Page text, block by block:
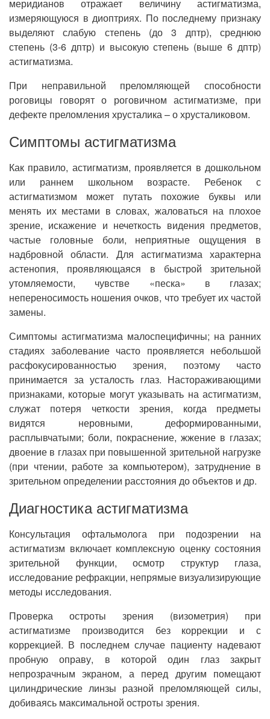
меридианов отражает величину астигматизма,
измеряющуюся в диоптриях. По последнему признаку
выделяют слабую степень (до 3 дптр), среднюю
степень (3-6 дптр) и высокую степень (выше 6 дптр)
астигматизма.
При неправильной преломляющей способности
роговицы говорят о роговичном астигматизме, при
дефекте преломления хрусталика – о хрусталиковом.
Симптомы астигматизма
Как правило, астигматизм, проявляется в дошкольном
или раннем школьном возрасте. Ребенок с
астигматизмом может путать похожие буквы или
менять их местами в словах, жаловаться на плохое
зрение, искажение и нечеткость видения предметов,
частые головные боли, неприятные ощущения в
надбровной области. Для астигматизма характерна
астенопия, проявляющаяся в быстрой зрительной
утомляемости, чувстве «песка» в глазах;
непереносимость ношения очков, что требует их частой
замены.
Симптомы астигматизма малоспецифичны; на ранних
стадиях заболевание часто проявляется небольшой
расфокусированностью зрения, поэтому часто
принимается за усталость глаз. Настораживающими
признаками, которые могут указывать на астигматизм,
служат потеря четкости зрения, когда предметы
видятся неровными, деформированными,
расплывчатыми; боли, покраснение, жжение в глазах;
двоение в глазах при повышенной зрительной нагрузке
(при чтении, работе за компьютером), затруднение в
зрительном определении расстояния до объектов и др.
Диагностика астигматизма
Консультация офтальмолога при подозрении на
астигматизм включает комплексную оценку состояния
зрительной функции, осмотр структур глаза,
исследование рефракции, непрямые визуализирующие
методы исследования.
Проверка остроты зрения (визометрия) при
астигматизме производится без коррекции и с
коррекцией. В последнем случае пациенту надевают
пробную оправу, в которой один глаз закрыт
непрозрачным экраном, а перед другим помещают
цилиндрические линзы разной преломляющей силы,
добиваясь максимальной остроты зрения.